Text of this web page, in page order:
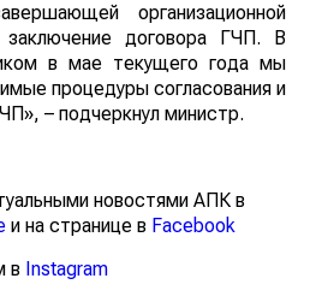
организационной
договора ГЧП. В
в мае текущего года мы
процедуры согласования и
– подчеркнул министр.
новостями АПК в
и на странице в Facebook
в Instagram